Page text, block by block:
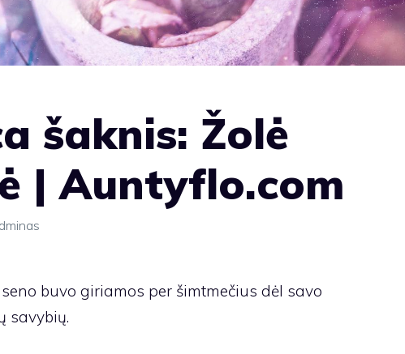
šaknis: Žolė
| Auntyflo.com
buvo giriamos per šimtmečius dėl savo
savybių.